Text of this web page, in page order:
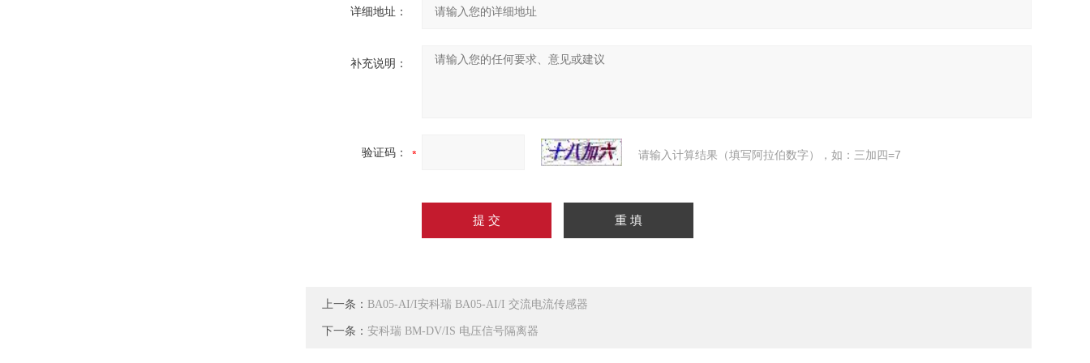
详细地址：
补充说明：
验证码： 请输入计算结果（填写阿拉伯数字），如：三加四=7
上一条： BA05-AI/I安科瑞 BA05-AI/I 交流电流传感器
下一条： 安科瑞 BM-DV/IS 电压信号隔离器